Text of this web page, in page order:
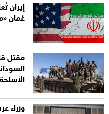
إيران
عُمان
مقتل
الأسلحة
وزراء